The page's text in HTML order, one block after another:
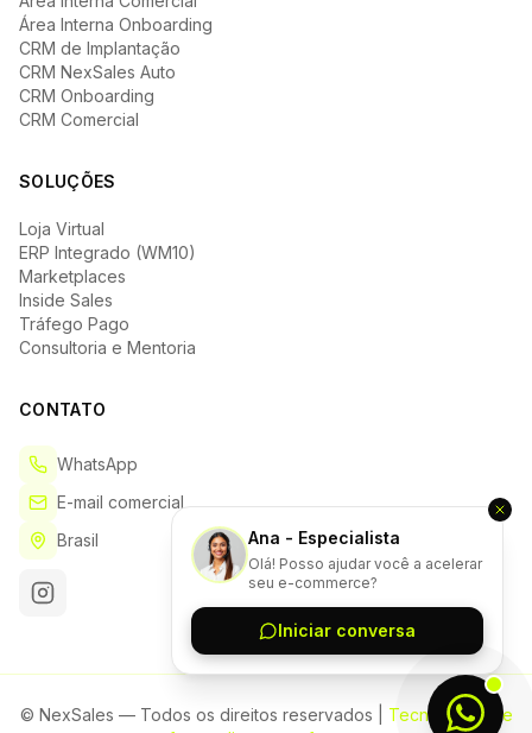
Área Interna Onboarding
CRM de Implantação
CRM NexSales Auto
CRM Onboarding
CRM Comercial
SOLUÇÕES
Loja Virtual
ERP Integrado (WM10)
Marketplaces
Inside Sales
Tráfego Pago
Consultoria e Mentoria
CONTATO
WhatsApp
E-mail comercial
Brasil
© NexSales — Todos os direitos reservados | Tecnologia que
Ana - Especialista
Olá! Posso ajudar você a acelerar
seu e-commerce?
Iniciar conversa